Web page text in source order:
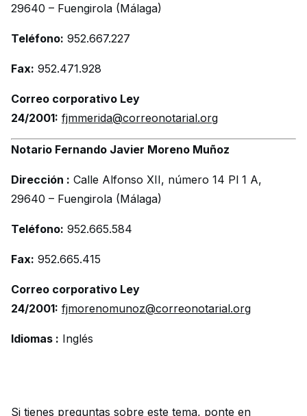
29640 – Fuengirola (Málaga)
Teléfono: 952.667.227
Fax: 952.471.928
Correo corporativo Ley
24/2001: fjmmerida@correonotarial.org
Notario Fernando Javier Moreno Muñoz
Dirección : Calle Alfonso XII, número 14 Pl 1 A,
29640 – Fuengirola (Málaga)
Teléfono: 952.665.584
Fax: 952.665.415
Correo corporativo Ley
24/2001: fjmorenomunoz@correonotarial.org
Idiomas : Inglés
Si tienes preguntas sobre este tema, ponte en